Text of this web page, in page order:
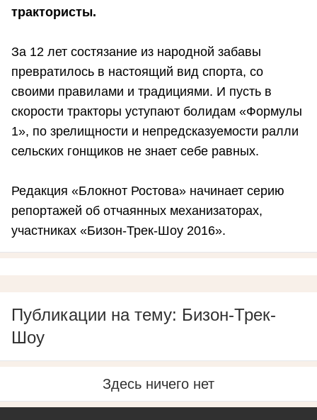
трактористы.
За 12 лет состязание из народной забавы
превратилось в настоящий вид спорта, со
своими правилами и традициями. И пусть в
скорости тракторы уступают болидам «Формулы
1», по зрелищности и непредсказуемости ралли
сельских гонщиков не знает себе равных.
Редакция «Блокнот Ростова» начинает серию
репортажей об отчаянных механизаторах,
участниках «Бизон-Трек-Шоу 2016».
Публикации на тему: Бизон-Трек-
Шоу
Здесь ничего нет